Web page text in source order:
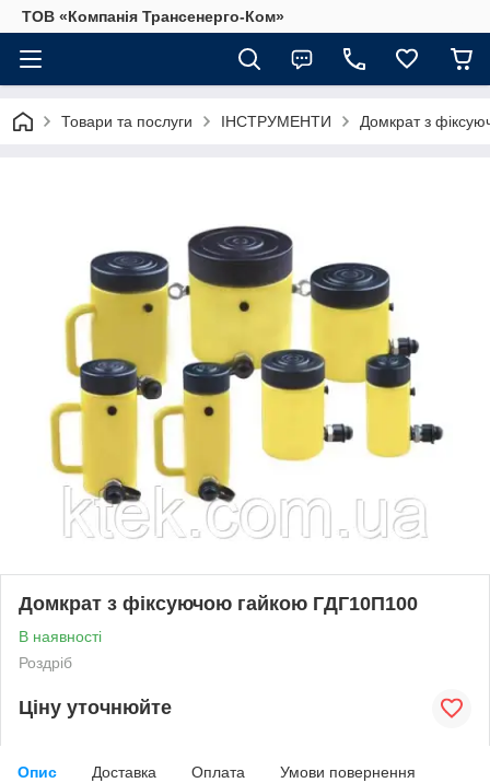
ТОВ «Компанія Трансенерго-Ком»
Товари та послуги ІНСТРУМЕНТИ Домкрат з
Домкрат з фіксуючою гайкою ГДГ10П100
В наявності
Роздріб
Ціну уточнюйте
Опис Доставка Оплата Умови повернення